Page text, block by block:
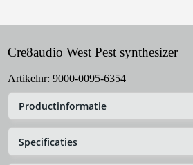
Cre8audio West Pest synthesizer
Artikelnr: 9000-0095-6354
Productinformatie
Specificaties